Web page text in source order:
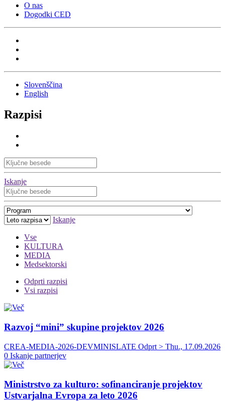
O nas
Dogodki CED
Slovenščina
English
Razpisi
Iskanje
Iskanje
Vse
KULTURA
MEDIA
Medsektorski
Odprti razpisi
Vsi razpisi
Razvoj “mini” skupine projektov 2026
CREA-MEDIA-2026-DEVMINISLATE Odprt > Thu., 17.09.2026
0 Iskanje partnerjev
Ministrstvo za kulturo: sofinanciranje projektov
Ustvarjalna Evropa za leto 2026